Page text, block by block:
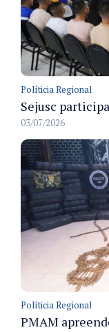
Políticia Regional
03/07/2026
Políticia Regional